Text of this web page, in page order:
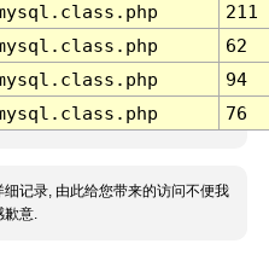
211
62
94
76
记录, 由此给您带来的访问不便我
歉意.